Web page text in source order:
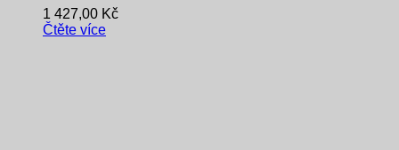
1 427,00 Kč
Čtěte více